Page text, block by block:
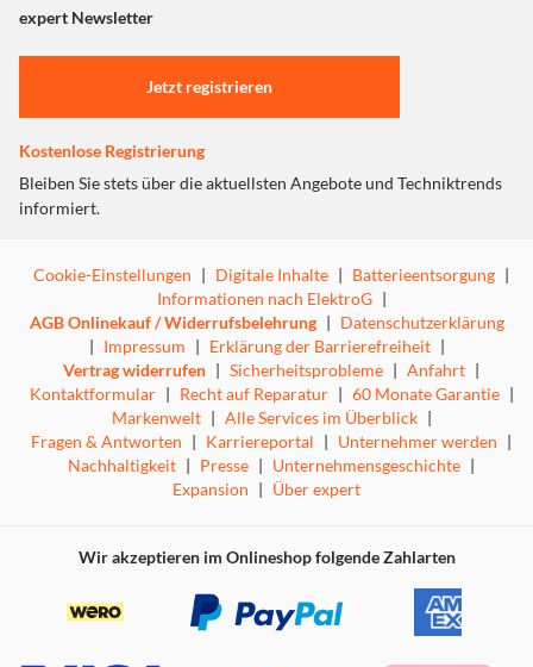
Im Zusammenspiel unschlagbar: Das Spülprogramm
Trocknungsergebnisse für normal verschmutztes Geschirr
entwickelten Tabs haben eine reduzierte Auflösezeit von
nur 2–3 Minuten. Damit steht die Reinigungsleistung
direkt zu Beginn des Spülprogramms zur Verfügung.
AutoOpen-Trocknung
Für trockenes Geschirr
Geschirrspülers automatisch und lässt einen kleinen Spalt
frei. Mit zusätzlicher Unterstützung des Gebläses kann so
die feuchtwarme Luft aus dem Spülraum transportiert
werden und selbst anspruchsvolles Spülgut, wie z.B.
"Marketing".
Einstellungen anpassen
expert Newsletter
Jetzt registrieren
Kostenlose Registrierung
Bleiben Sie stets über die aktuellsten Angebote und Techniktrends
informiert.
Cookie-Einstellungen | Digitale Inhalte | Batterieentsorgung |
Informationen nach ElektroG |
AGB Onlinekauf / Widerrufsbelehrung | Datenschutzerklärung
| Impressum | Erklärung der Barrierefreiheit |
Vertrag widerrufen | Sicherheitsprobleme | Anfahrt |
Kontaktformular | Recht auf Reparatur | 60 Monate Garantie |
Markenwelt | Alle Services im Überblick |
Fragen & Antworten | Karriereportal | Unternehmer werden |
Nachhaltigkeit | Presse | Unternehmensgeschichte |
Expansion | Über expert
Wir akzeptieren im Onlineshop folgende Zahlarten